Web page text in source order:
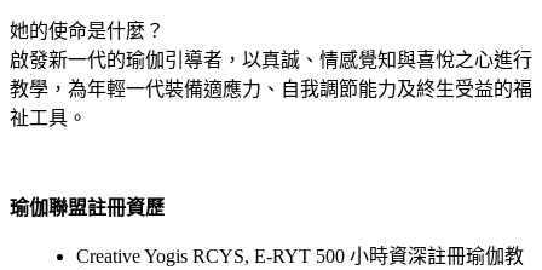
她的使命是什麼？
啟發新一代的瑜伽引導者，以真誠、情感覺知與喜悅之心進行
教學，為年輕一代裝備適應力、自我調節能力及終生受益的福
祉工具。
瑜伽聯盟註冊資歷
Creative Yogis RCYS, E-RYT 500 小時資深註冊瑜伽教